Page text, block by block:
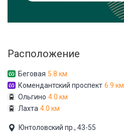
Расположение
Беговая 5.8 км
Комендантский проспект 6.9 км
Ольгино 4.0 км
Лахта 4.0 км
Юнтоловский пр., 43-55